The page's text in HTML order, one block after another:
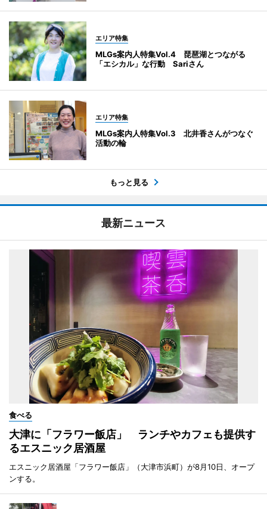
エリア特集
MLGs案内人特集Vol.4 琵琶湖とつながる
「エシカル」な行動 Sariさん
エリア特集
MLGs案内人特集Vol.3 北井香さんがつなぐ
活動の輪
もっと見る
最新ニュース
食べる
大津に「フラワー飯店」 ランチやカフェも提供す
るエスニック居酒屋
エスニック居酒屋「フラワー飯店」（大津市浜町）が8月10日、オープ
ンする。